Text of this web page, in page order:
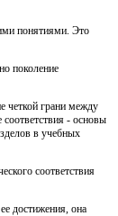
понятиями. Это
поколение
четкой грани между
- основы
в учебных
соответствия
достижения, она